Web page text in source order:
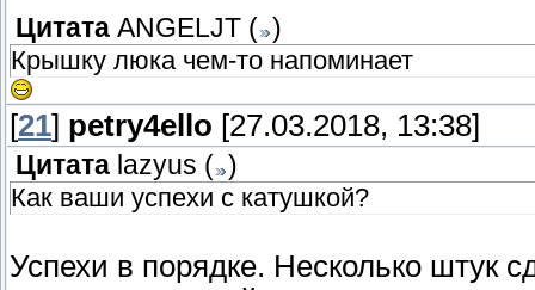
Цитата ANGELJT ( )
Крышку люка чем-то напоминает
[21] petry4ello [27.03.2018, 13:38]
Цитата lazyus ( )
Как ваши успехи с катушкой?
Успехи в порядке. Несколько штук